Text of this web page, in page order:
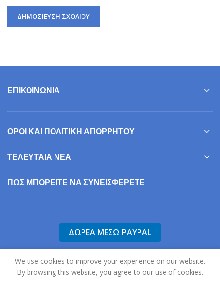
ΕΠΙΚΟΙΝΩΝΊΑ
ΌΡΟΙ ΚΑΙ ΠΟΛΙΤΙΚΉ ΑΠΟΡΡΉΤΟΥ
ΤΕΛΕΥΤΑΊΑ ΝΈΑ
ΠΩΣ ΜΠΟΡΕΊΤΕ ΝΑ ΣΥΝΕΙΣΦΕΡΕΤΕ
We use cookies to improve your experience on our website.
By browsing this website, you agree to our use of cookies.